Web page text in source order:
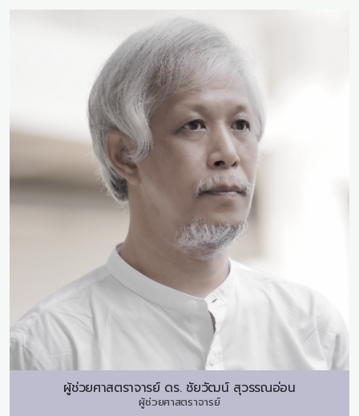
ผู้ช่วยศาสตราจารย์ ดร. ชัยวัฒน์ สุวรรณอ่อน
ผู้ช่วยศาสตราจารย์